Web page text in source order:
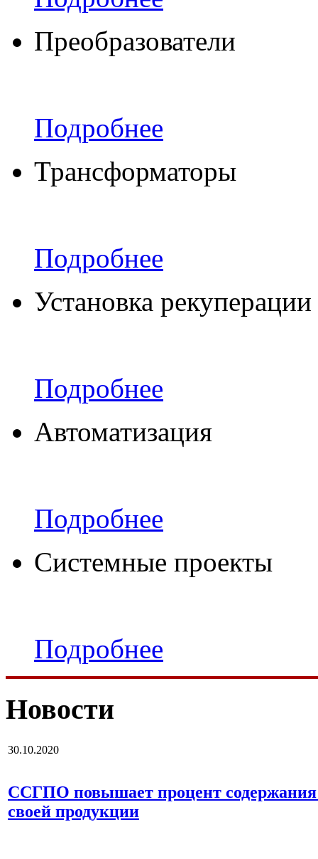
Преобразователи
Подробнее
Трансформаторы
Подробнее
Установка
Подробнее
Автоматизация
Подробнее
Системные проекты
Подробнее
Новости
30.10.2020
ССГПО повышает процент содержания
своей продукции